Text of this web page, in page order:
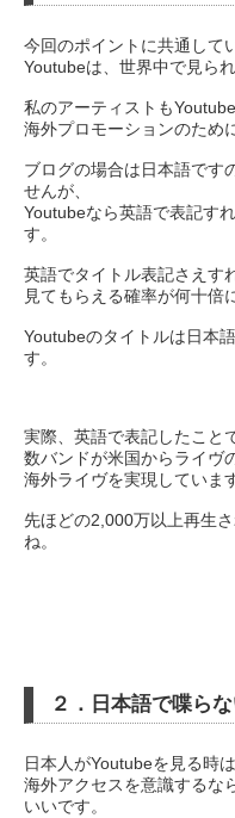
今回のポイントに共通して
Youtubeは、世界中で見られ
私のアーティストも
海外プロモーションのため
ブログの場合は日本語です
せんが、
Youtubeなら英語で表記す
す。
英語でタイトル表記さえす
見てもらえる確率が何十倍
Youtubeのタイトルは日本
す。
実際、英語で表記したこと
数バンドが米国からライヴ
海外ライヴを実現していま
先ほどの2,000万以上再生
ね。
２．日本語で喋ら
日本人がYoutubeを見る時
海外アクセスを意識するな
いいです。